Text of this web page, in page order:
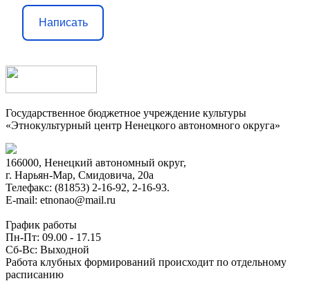
Написать
Государственное бюджетное учреждение культуры
«Этнокультурный центр Ненецкого автономного округа»
166000, Ненецкий автономный округ,
г. Нарьян-Мар, Смидовича, 20а
Телефакс: (81853) 2-16-92, 2-16-93.
E-mail: etnonao@mail.ru
График работы
Пн-Пт: 09.00 - 17.15
Сб-Вс: Выходной
Работа клубных формирований происходит по отдельному
расписанию